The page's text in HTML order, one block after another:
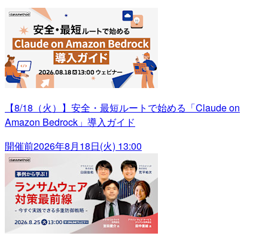
【8/18（火）】安全・最短ルートで始める「Claude on
Amazon Bedrock」導入ガイド
開催前2026年8月18日(火) 13:00